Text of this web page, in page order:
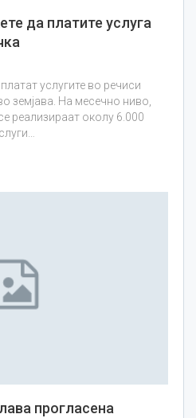
да платите услуга
услугите во речиси
земјава. На месечно ниво,
реализираат околу 6.000
прогласена